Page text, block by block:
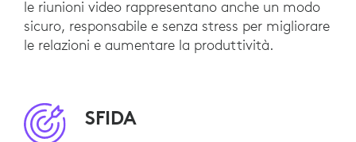
le riunioni video rappresentano anche un modo
sicuro, responsabile e senza stress per migliorare
le relazioni e aumentare la produttività.
SFIDA